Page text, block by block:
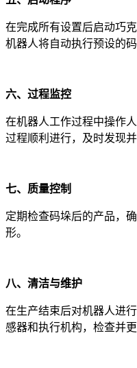
在完成所有设置后启动巧
机器人将自动执行预设的码
六、过程监控
在机器人工作过程中操作
过程顺利进行，及时发现并
七、质量控制
定期检查码垛后的产品，
形。
八、清洁与维护
在生产结束后对机器人进
感器和执行机构，检查并更